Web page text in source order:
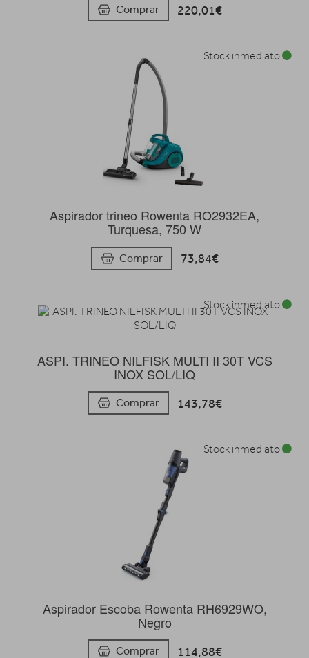
Comprar 220,01€
Aspirador trineo Rowenta RO2932EA,
Turquesa, 750 W
Comprar 73,84€
Stock inmediato
ASPI. TRINEO NILFISK MULTI II 30T VCS
INOX SOL/LIQ
Comprar 143,78€
Stock inmediato
Aspirador Escoba Rowenta RH6929WO,
Negro
Comprar 114,88€
Stock inmediato